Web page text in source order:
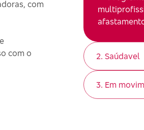
com
com o
2. Saúdavel
3. Em